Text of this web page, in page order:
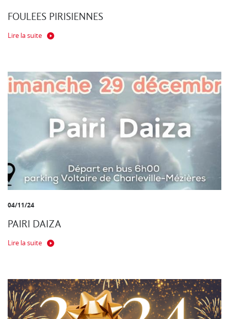
FOULEES PIRISIENNES
Lire la suite
04/11/24
PAIRI DAIZA
Lire la suite